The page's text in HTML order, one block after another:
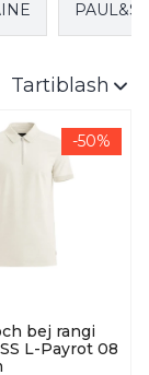
Tartiblash
-50%
bej rangi
L-Payrot 08